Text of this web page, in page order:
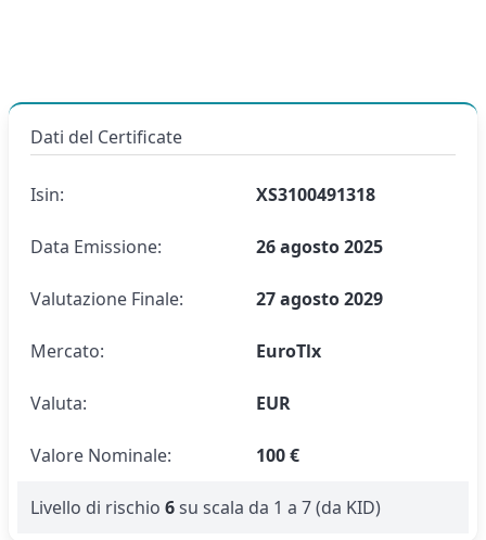
Dati del Certificate
Isin: XS3100491318
Data Emissione: 26 agosto 2025
Valutazione Finale: 27 agosto 2029
Mercato: EuroTlx
Valuta: EUR
Valore Nominale: 100 €
Livello di rischio 6su scala da 1 a 7 (da KID)